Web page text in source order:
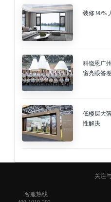
装修 90%
科饶恩广
窗亮眼答
低楼层大
性解决
关注
客服热线